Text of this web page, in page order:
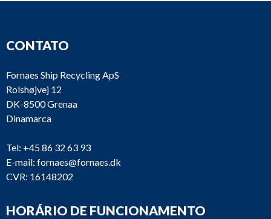
CONTATO
Fornaes Ship Recycling ApS
Rolshøjvej 12
DK-8500 Grenaa
Dinamarca
Tel: +45 86 32 63 93
E-mail: fornaes@fornaes.dk
CVR: 16148202
HORÁRIO DE FUNCIONAMENTO